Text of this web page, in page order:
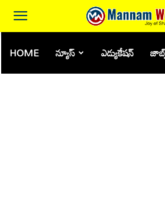
HOME న్యూస్ ఎడ్యుకేషన్